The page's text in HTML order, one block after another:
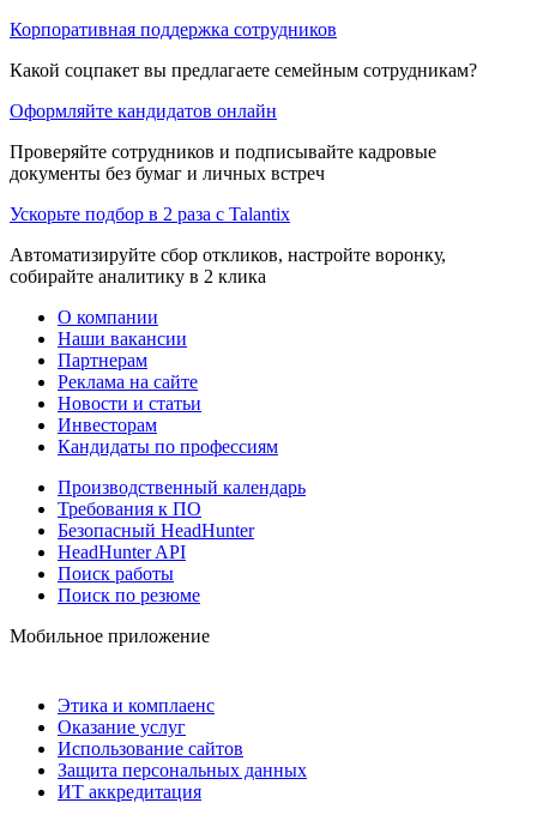
Корпоративная поддержка сотрудников
Какой соцпакет вы предлагаете семейным сотрудникам?
Оформляйте кандидатов онлайн
Проверяйте сотрудников и подписывайте кадровые
документы без бумаг и личных встреч
Ускорьте подбор в 2 раза с Talantix
Автоматизируйте сбор откликов, настройте воронку,
собирайте аналитику в 2 клика
О компании
Наши вакансии
Партнерам
Реклама на сайте
Новости и статьи
Инвесторам
Кандидаты по профессиям
Производственный календарь
Требования к ПО
Безопасный HeadHunter
HeadHunter API
Поиск работы
Поиск по резюме
Мобильное приложение
Этика и комплаенс
Оказание услуг
Использование сайтов
Защита персональных данных
ИТ аккредитация